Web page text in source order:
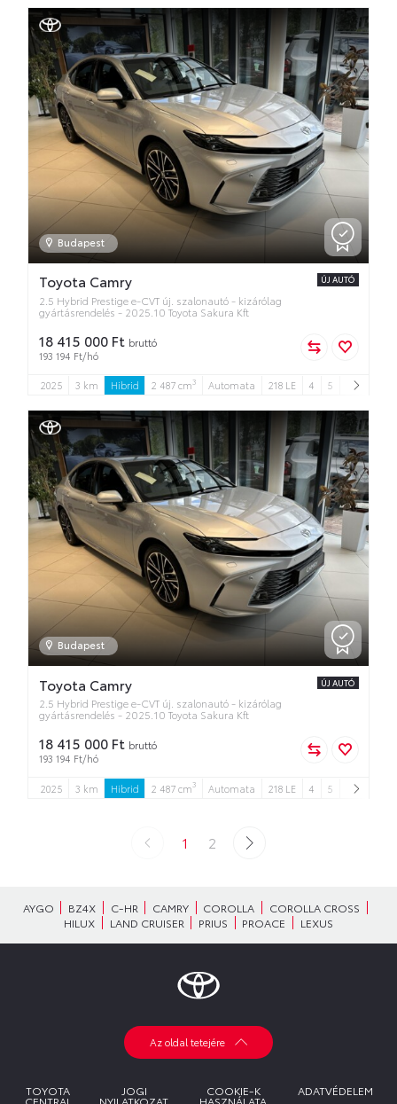
Budapest
Toyota Camry
2.5 Hybrid Prestige e-CVT új. szalonautó - kizárólag
gyártásrendelés - 2025.10 Toyota Sakura Kft
ÚJ AUTÓ
18 415 000 Ft bruttó
193 194 Ft/hó
2025 3 km Hibrid 2 487 cm3 Automata 218 LE 4 5
Budapest
Toyota Camry
2.5 Hybrid Prestige e-CVT új. szalonautó - kizárólag
gyártásrendelés - 2025.10 Toyota Sakura Kft
ÚJ AUTÓ
18 415 000 Ft bruttó
193 194 Ft/hó
2025 3 km Hibrid 2 487 cm3 Automata 218 LE 4 5
1 2
AYGO BZ4X C-HR CAMRY COROLLA
COROLLA CROSS
HILUX
LAND CRUISER PRIUS PROACE LEXUS
TOYOTA JOGI COOKIE-K ADATVÉDELEM
Az oldal tetejére